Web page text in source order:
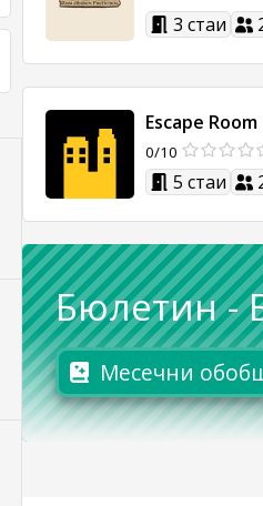
3 стаи
Escape
0/10
5 стаи
Бюлетин -
Месечни